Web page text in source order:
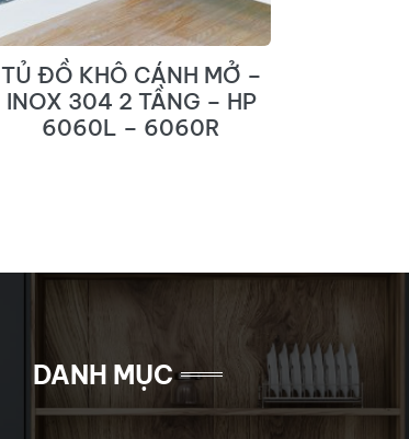
TỦ ĐỒ KHÔ CÁNH MỞ –
INOX 304 2 TẦNG – HP
6060L – 6060R
DANH MỤC